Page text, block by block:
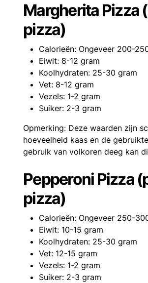
Margherita Pizza
pizza)
Calorieën: Ongeveer 200-
Eiwit: 8-12 gram
Koolhydraten: 25-30 gram
Vet: 8-12 gram
Vezels: 1-2 gram
Suiker: 2-3 gram
Opmerking: Deze waarden zijn
hoeveelheid kaas en de
gebruik van volkoren deeg kan
Pepperoni Pizza
pizza)
Calorieën: Ongeveer 250-
Eiwit: 10-15 gram
Koolhydraten: 25-30 gram
Vet: 12-15 gram
Vezels: 1-2 gram
Suiker: 2-3 gram